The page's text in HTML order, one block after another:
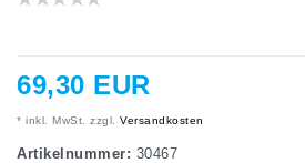
69,30 EUR
* inkl. MwSt. zzgl. Versandkosten
Artikelnummer: 30467